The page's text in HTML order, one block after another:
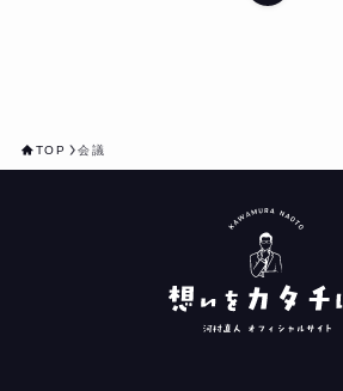
TOP 会議